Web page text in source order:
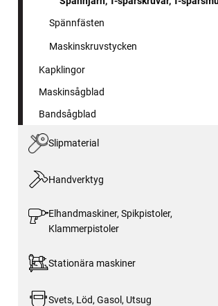
Spännfästen
Maskinskruvstycken
Kapklingor
Maskinsågblad
Bandsågblad
Slipmaterial
Handverktyg
Elhandmaskiner, Spikpistoler,
Klammerpistoler
Stationära maskiner
Svets, Löd, Gasol, Utsug